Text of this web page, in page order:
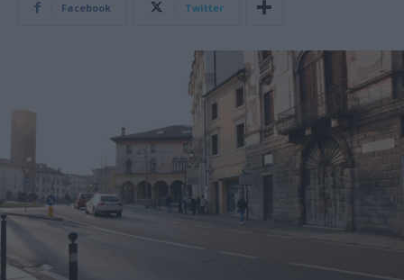
Facebook Twitter